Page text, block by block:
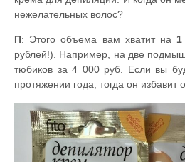
нежелательных волос?
П: Этого объема вам хватит на 1
рублей!). Например, на две
тюбиков за 4 000 руб. Если вы
протяжении года, тогда он избавит